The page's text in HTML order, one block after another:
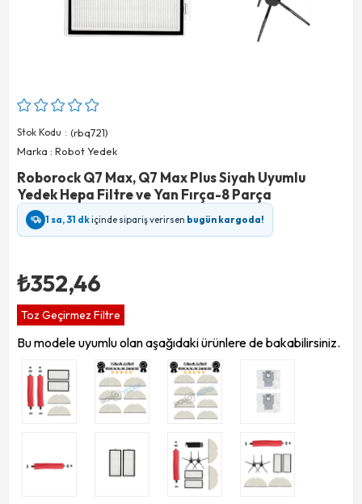
Stok Kodu
(rbq721)
Marka : Robot Yedek
Roborock Q7 Max, Q7 Max Plus Siyah Uyumlu
Yedek Hepa Filtre ve Yan Fırça-8 Parça
1 sa, 31 dkiçinde sipariş verirsen bugün kargoda!
₺352,46
Toz Geçirmez Filtre
Bu modele uyumlu olan aşağıdaki ürünlere de bakabilirsiniz.